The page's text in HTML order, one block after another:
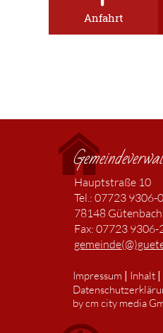
Anfahrt
Hauptstraße 10
Tel.: 07723 9306-0
78148 Gütenbach
Fax: 07723 9306-
Impressum | Inhalt|
by cm city media